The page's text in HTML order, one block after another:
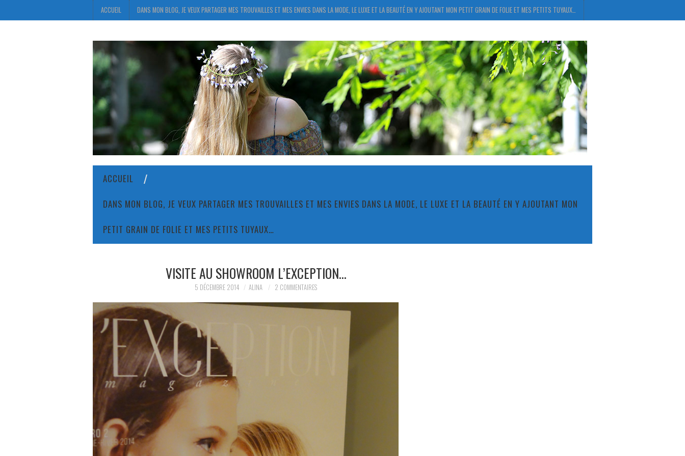
ACCUEIL DANS MON BLOG, JE VEUX PARTAGER MES TROUVAILLES ET MES ENVIES DANS LA MODE, LE LUXE ET LA BEAUTÉ EN Y AJOUTANT MON PETIT GRAIN DE FOLIE ET MES PETITS TUYAUX…
ACCUEIL
DANS MON BLOG, JE VEUX PARTAGER MES TROUVAILLES ET MES ENVIES DANS LA MODE, LE LUXE ET LA BEAUTÉ EN Y AJOUTANT MON
PETIT GRAIN DE FOLIE ET MES PETITS TUYAUX…
VISITE AU SHOWROOM L’EXCEPTION…
5 DÉCEMBRE 2014 ALINA 2 COMMENTAIRES